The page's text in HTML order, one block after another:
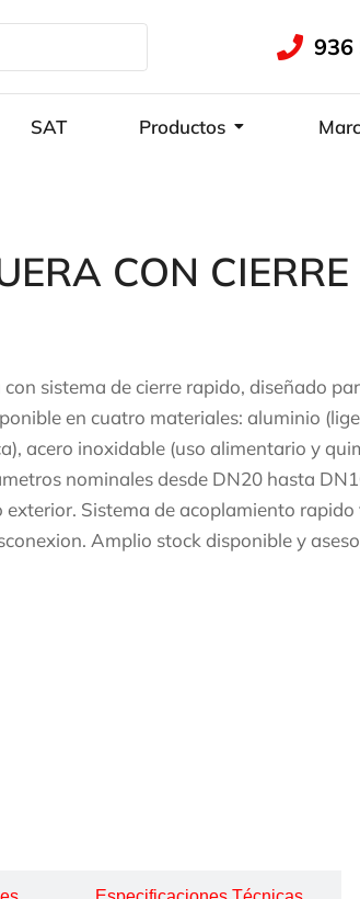
936
SAT Productos
CON CIERRE
sistema de cierre rapido, diseñado
en cuatro materiales: aluminio
acero inoxidable (uso alimentario y
nominales desde DN20 hasta
Sistema de acoplamiento
Amplio stock disponible y